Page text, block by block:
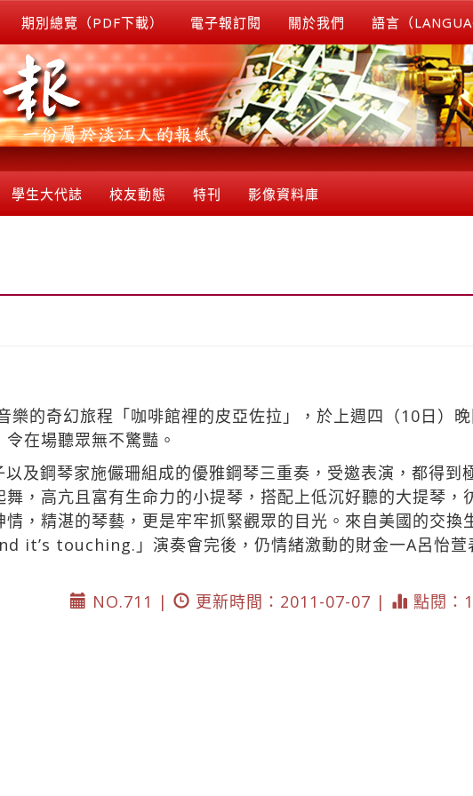
期別總覽（PDF下載） 電子報訂閱 關於我們 語言（
學生大代誌 校友動態 特刊 影像資料庫
樂的奇幻旅程「咖啡館裡的皮亞佐拉」，於上週四（10日）
在場聽眾無不驚豔。
及鋼琴家施儼珊組成的優雅鋼琴三重奏，受邀表演，都得到
，高亢且富有生命力的小提琴，搭配上低沉好聽的大提琴，
，精湛的琴藝，更是牢牢抓緊觀眾的目光。來自美國的交換
touching.」演奏會完後，仍情緒激動的財金一A呂怡萱
NO.711 |
更新時間：2011-07-07 | 點閱：